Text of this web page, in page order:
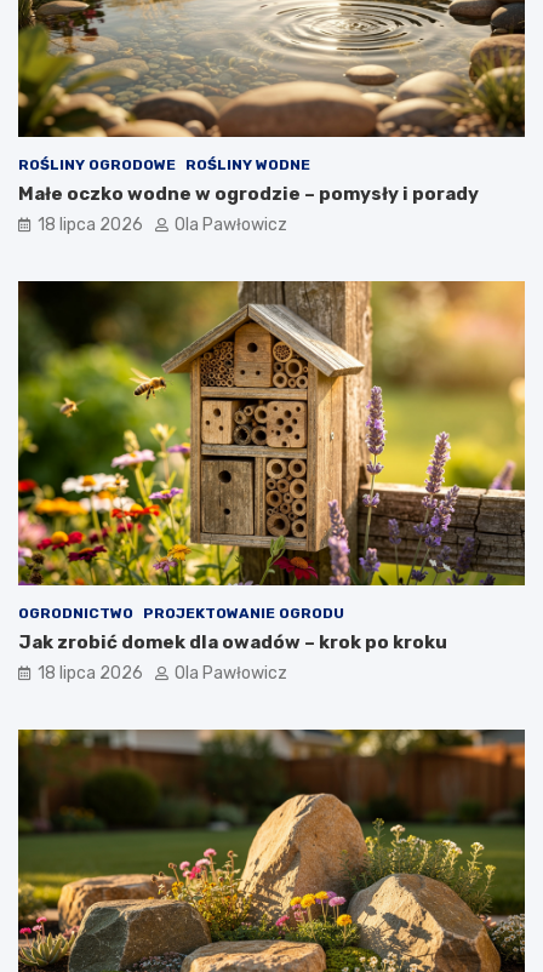
ROŚLINY OGRODOWE ROŚLINY WODNE
Małe oczko wodne w ogrodzie – pomysły i porady
18 lipca 2026 Ola Pawłowicz
OGRODNICTWO PROJEKTOWANIE OGRODU
Jak zrobić domek dla owadów – krok po kroku
18 lipca 2026 Ola Pawłowicz